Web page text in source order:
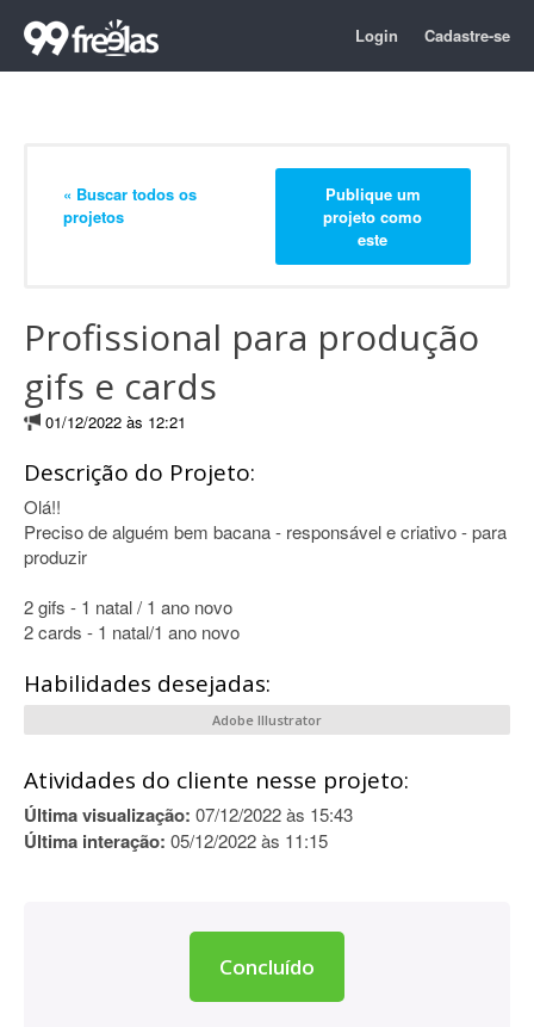
Login Cadastre-se
« Buscar todos os
projetos
Publique um
projeto como
este
Profissional para produção
gifs e cards
01/12/2022 às 12:21
Descrição do Projeto:
Olá!!
Preciso de alguém bem bacana - responsável e criativo - para
produzir
2 gifs - 1 natal / 1 ano novo
2 cards - 1 natal/1 ano novo
Habilidades desejadas:
Adobe Illustrator
Atividades do cliente nesse projeto:
Última visualização: 07/12/2022 às 15:43
Última interação: 05/12/2022 às 11:15
Concluído